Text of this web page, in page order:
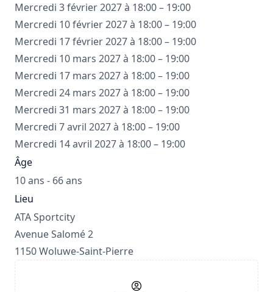
Mercredi 3 février 2027 à 18:00 – 19:00
Mercredi 10 février 2027 à 18:00 – 19:00
Mercredi 17 février 2027 à 18:00 – 19:00
Mercredi 10 mars 2027 à 18:00 – 19:00
Mercredi 17 mars 2027 à 18:00 – 19:00
Mercredi 24 mars 2027 à 18:00 – 19:00
Mercredi 31 mars 2027 à 18:00 – 19:00
Mercredi 7 avril 2027 à 18:00 – 19:00
Mercredi 14 avril 2027 à 18:00 – 19:00
Âge
10 ans - 66 ans
Lieu
ATA Sportcity
Avenue Salomé 2
1150 Woluwe-Saint-Pierre